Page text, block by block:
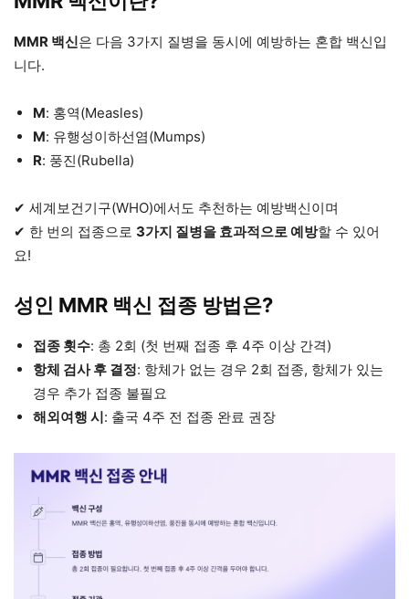
MMR 백신은 다음 3가지 질병을 동시에 예방하는 혼합 백신입
니다.
M: 홍역(Measles)
M: 유행성이하선염(Mumps)
R: 풍진(Rubella)
✔ 세계보건기구(WHO)에서도 추천하는 예방백신이며
✔ 한 번의 접종으로 3가지 질병을 효과적으로 예방할 수 있어
요!
성인 MMR 백신 접종 방법은?
접종 횟수: 총 2회 (첫 번째 접종 후 4주 이상 간격)
항체 검사 후 결정: 항체가 없는 경우 2회 접종, 항체가 있는
경우 추가 접종 불필요
해외여행 시: 출국 4주 전 접종 완료 권장